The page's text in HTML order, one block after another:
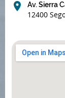
Av. Sierra
12400